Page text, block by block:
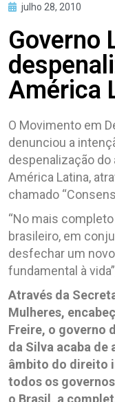
julho 28, 2010
Governo
América
O Movimento em
denunciou a
despenalização
América Latina,
chamado
“No mais
brasileiro, em
desfechar um
fundamental à
Através da
Mulheres,
Freire, o governo
da Silva acaba de
âmbito do direito
todos os
o Brasil, a